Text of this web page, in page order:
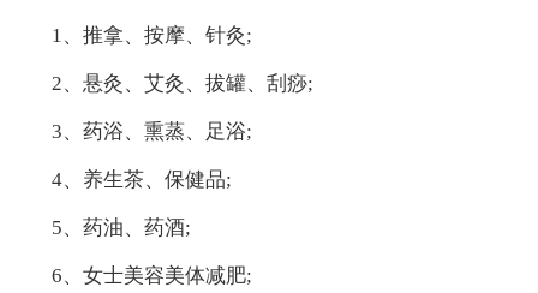
1、推拿、按摩、针灸;
2、悬灸、艾灸、拔罐、刮痧;
3、药浴、熏蒸、足浴;
4、养生茶、保健品;
5、药油、药酒;
6、女士美容美体减肥;